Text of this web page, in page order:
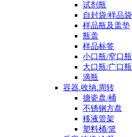
试剂瓶
自封袋/样品袋
样品瓶及盖垫
瓶盖
样品标签
小口瓶/窄口瓶
大口瓶/广口瓶
滴瓶
容器.收纳.周转
搪瓷盘/桶
不锈钢方盘
移液管架
塑料桶/篮